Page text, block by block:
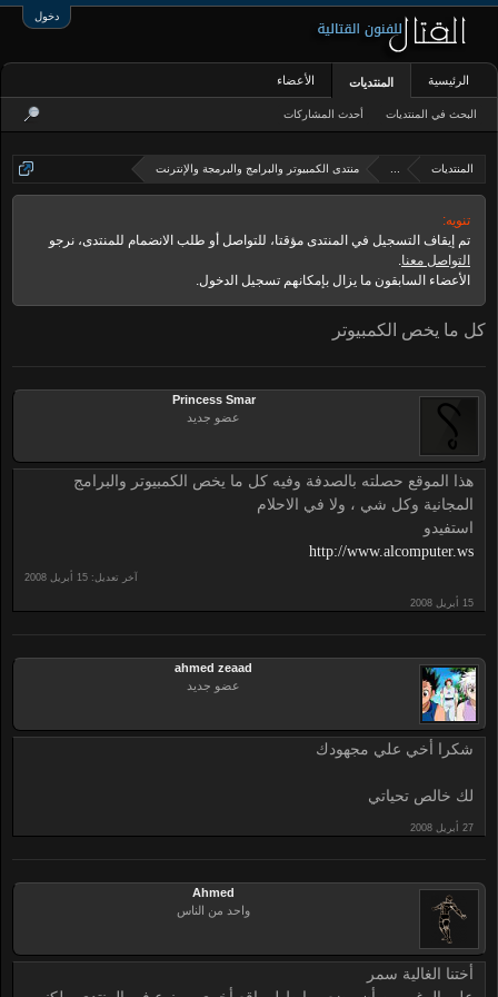
دخول
المنتديات منتدى الكمبيوتر والبرامج والبرمجة والإنترنت
تنويه:
تم إيقاف التسجيل في المنتدى مؤقتا، للتواصل أو طلب الانضمام للمنتدى، نرجو
التواصل معنا.
الأعضاء السابقون ما يزال بإمكانهم تسجيل الدخول.
كل ما يخص الكمبيوتر
Princess Smar
عضو جديد
هذا الموقع حصلته بالصدفة وفيه كل ما يخص الكمبيوتر والبرامج
المجانية وكل شي ، ولا في الاحلام
استفيدو
http://www.alcomputer.ws
آخر تعديل:
ahmed zeaad
عضو جديد
شكرا أخي علي مجهودك
لك خالص تحياتي
Ahmed
واحد من الناس
أختنا الغالية سمر
الرئيسية المنتديات
البحث في المنتديات أحدث المشاركات
الأعضاء